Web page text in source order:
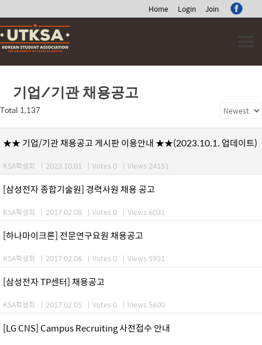
Home Login Join
Skip
to
content
기업/기관 채용공고
Total 1,137
★★ 기업/기관 채용공고 게시판 이용안내 ★★(2023.10.1. 업데이트)
KSA학생회 | 2023.10.01 | Votes 0 | Views 24151
[삼성전자 종합기술원] 경력사원 채용 공고
KSA학생회 | 2017.02.08 | Votes 0 | Views 6031
[하나마이크론] 전문연구요원 채용공고
KSA학생회 | 2017.02.06 | Votes 0 | Views 5931
[삼성전자 TP센터] 채용공고
KSA학생회 | 2017.02.05 | Votes 0 | Views 5600
[LG CNS] Campus Recruiting 사전접수 안내